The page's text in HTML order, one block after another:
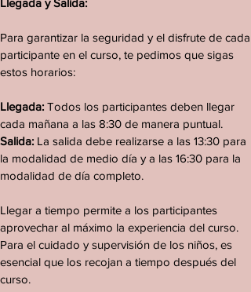
Para garantizar la seguridad y el disfrute de cada
participante en el curso, te pedimos que sigas
estos horarios:
Llegada: Todos los participantes deben llegar
cada mañana a las 8:30 de manera puntual.
Salida: La salida debe realizarse a las 13:30 para
la modalidad de medio día y a las 16:30 para la
modalidad de día completo.
Llegar a tiempo permite a los participantes
aprovechar al máximo la experiencia del curso.
Para el cuidado y supervisión de los niños, es
esencial que los recojan a tiempo después del
curso.